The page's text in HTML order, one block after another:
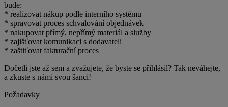
bude:
* realizovat nákup podle interního systému
* spravovat proces schvalování objednávek
* nakupovat přímý, nepřímý materiál a služby
* zajišťovat komunikaci s dodavateli
* zaštiťovat fakturační proces
Dočetli jste až sem a zvažujete, že byste se přihlásil? Tak neváhejte,
a zkuste s námi svou šanci!
Požadavky